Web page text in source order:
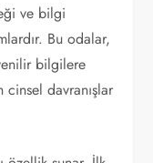
ve bilgi
Bu odalar,
bilgilere
davranışlar